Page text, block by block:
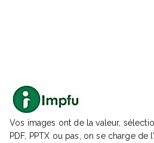
Vos images ont de la valeur,
PDF, PPTX ou pas, on se charge de